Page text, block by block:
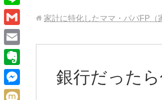
家計に特化したママ・パパFP
銀行だった
c
e
b
o
o
k
w
i
e
r
L
i
n
e
G
m
a
E
m
a
E
v
M